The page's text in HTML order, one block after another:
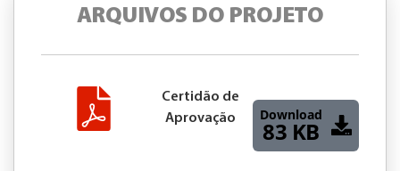
ARQUIVOS DO PROJETO
Certidão de
Aprovação
Download
83 KB